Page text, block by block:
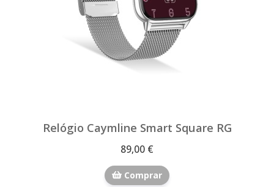
Relógio Caymline Smart Square RG
89,00 €
Comprar